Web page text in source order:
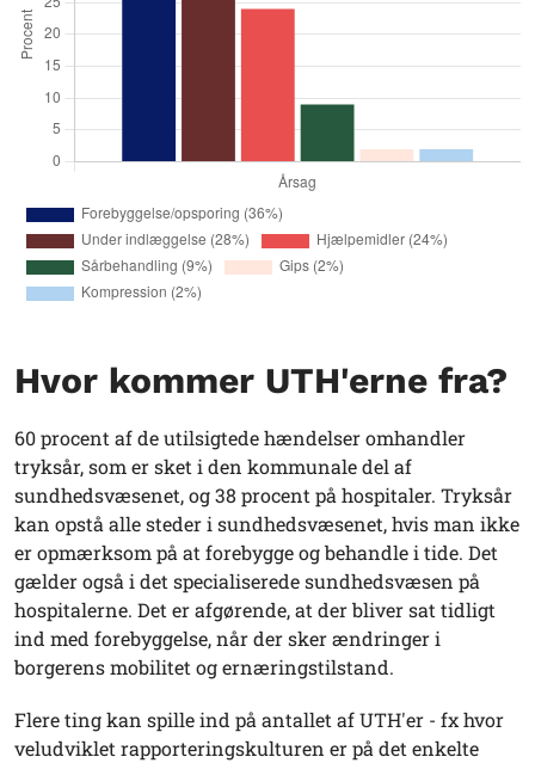
Hvor kommer UTH'erne fra?
60 procent af de utilsigtede hændelser omhandler
tryksår, som er sket i den kommunale del af
sundhedsvæsenet, og 38 procent på hospitaler. Tryksår
kan opstå alle steder i sundhedsvæsenet, hvis man ikke
er opmærksom på at forebygge og behandle i tide. Det
gælder også i det specialiserede sundhedsvæsen på
hospitalerne. Det er afgørende, at der bliver sat tidligt
ind med forebyggelse, når der sker ændringer i
borgerens mobilitet og ernæringstilstand.
Flere ting kan spille ind på antallet af UTH'er - fx hvor
veludviklet rapporteringskulturen er på det enkelte